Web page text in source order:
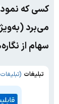
کسی که
می‌برد
سهام از
تبلیغات